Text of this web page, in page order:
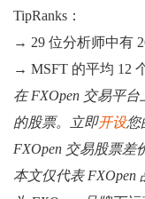
TipRanks：
→ 29 位分析师中有
→ MSFT 的平均 12
在 FXOpen 交易平
的股票。立即开设您
FXOpen 交易股票差
本文仅代表 FXOpen